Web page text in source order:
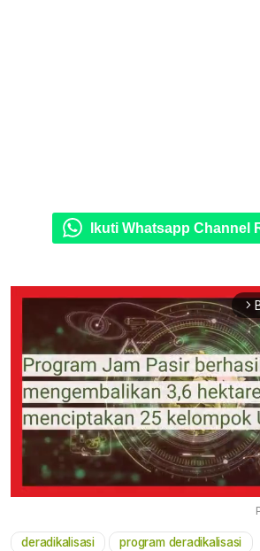
Ikuti Whatsapp Channel
arrow_forward_ios
deradikalisasi program deradikalisasi